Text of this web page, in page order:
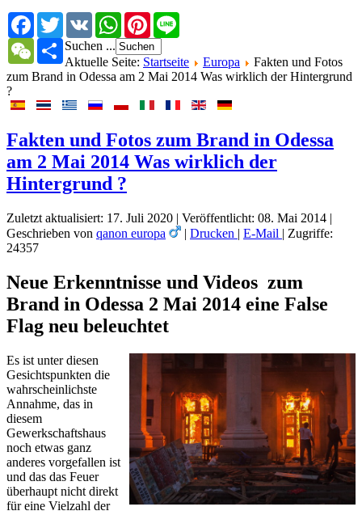
Facebook
TwitterVK WhatsApp
Pinterest
WeChatShare
Suchen ...
Aktuelle Seite: Startseite Europa
Fakten und Fotos
zum Brand in Odessa am 2 Mai 2014 Was wirklich der Hintergrund
?
Fakten und Fotos zum Brand in Odessa
am 2 Mai 2014 Was wirklich der
Hintergrund ?
Zuletzt aktualisiert: 17. Juli 2020 | Veröffentlicht: 08. Mai 2014 |
Geschrieben von qanon europa | Drucken | E-Mail | Zugriffe:
24357
Neue Erkenntnisse und Videos zum
Brand in Odessa 2 Mai 2014 eine False
Flag neu beleuchtet
Es ist unter diesen
Gesichtspunkten die
wahrscheinlichste
Annahme, das in
diesem
Gewerkschaftshaus
noch etwas ganz
anderes vorgefallen ist
und das das Feuer
überhaupt nicht direkt
für eine Vielzahl der